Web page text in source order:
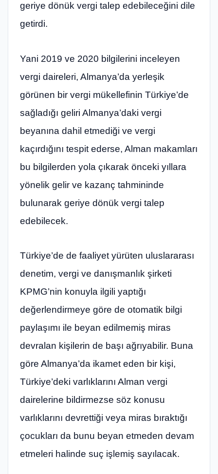
geriye dönük vergi talep edebileceğini dile
getirdi.
Yani 2019 ve 2020 bilgilerini inceleyen
vergi daireleri, Almanya’da yerleşik
görünen bir vergi mükellefinin Türkiye’de
sağladığı geliri Almanya’daki vergi
beyanına dahil etmediği ve vergi
kaçırdığını tespit ederse, Alman makamları
bu bilgilerden yola çıkarak önceki yıllara
yönelik gelir ve kazanç tahmininde
bulunarak geriye dönük vergi talep
edebilecek.
Türkiye’de de faaliyet yürüten uluslararası
denetim, vergi ve danışmanlık şirketi
KPMG’nin konuyla ilgili yaptığı
değerlendirmeye göre de otomatik bilgi
paylaşımı ile beyan edilmemiş miras
devralan kişilerin de başı ağrıyabilir. Buna
göre Almanya’da ikamet eden bir kişi,
Türkiye’deki varlıklarını Alman vergi
dairelerine bildirmezse söz konusu
varlıklarını devrettiği veya miras bıraktığı
çocukları da bunu beyan etmeden devam
etmeleri halinde suç işlemiş sayılacak.